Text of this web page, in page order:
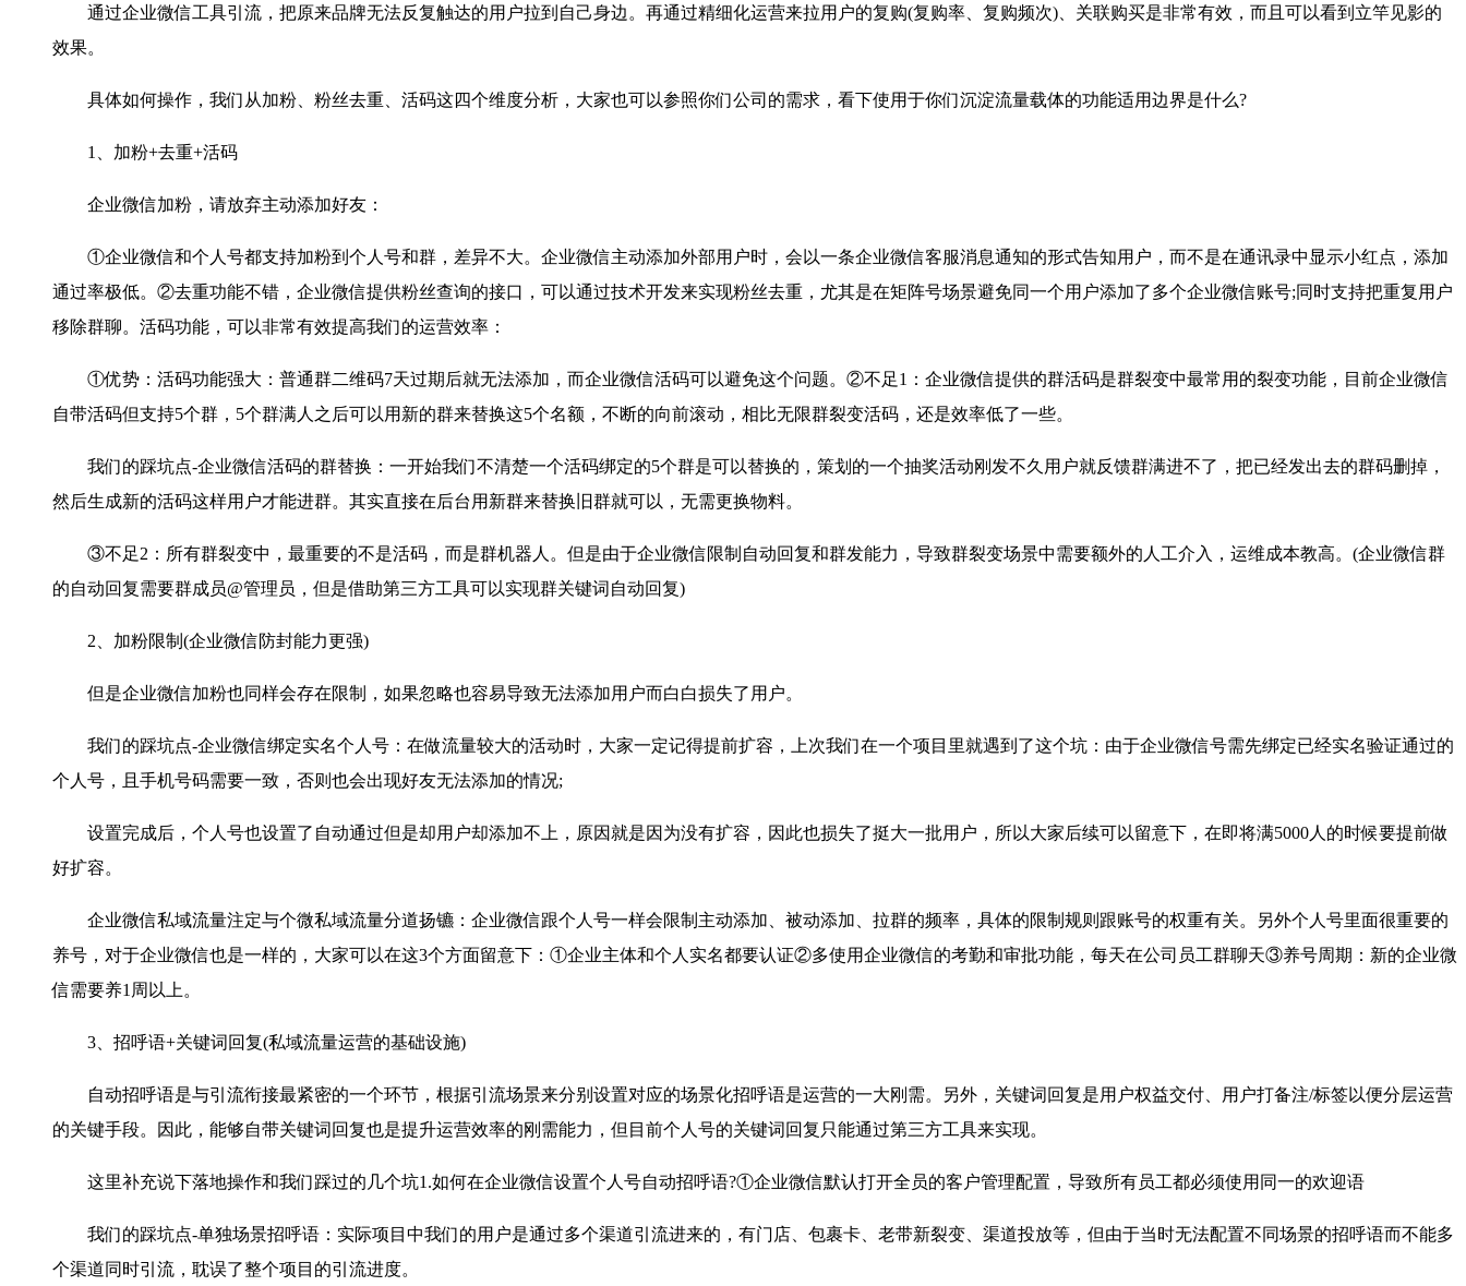
通过企业微信工具引流，把原来品牌无法反复触达的用户拉到自己身边。再通过精细化运营来拉用户的复购(复购率、复购频次)、关联购买是非常有效，而且可以看到立竿见影的
效果。
具体如何操作，我们从加粉、粉丝去重、活码这四个维度分析，大家也可以参照你们公司的需求，看下使用于你们沉淀流量载体的功能适用边界是什么?
1、加粉+去重+活码
企业微信加粉，请放弃主动添加好友：
①企业微信和个人号都支持加粉到个人号和群，差异不大。企业微信主动添加外部用户时，会以一条企业微信客服消息通知的形式告知用户，而不是在通讯录中显示小红点，添加
通过率极低。②去重功能不错，企业微信提供粉丝查询的接口，可以通过技术开发来实现粉丝去重，尤其是在矩阵号场景避免同一个用户添加了多个企业微信账号;同时支持把重复用户
移除群聊。活码功能，可以非常有效提高我们的运营效率：
①优势：活码功能强大：普通群二维码7天过期后就无法添加，而企业微信活码可以避免这个问题。②不足1：企业微信提供的群活码是群裂变中最常用的裂变功能，目前企业微信
自带活码但支持5个群，5个群满人之后可以用新的群来替换这5个名额，不断的向前滚动，相比无限群裂变活码，还是效率低了一些。
我们的踩坑点-企业微信活码的群替换：一开始我们不清楚一个活码绑定的5个群是可以替换的，策划的一个抽奖活动刚发不久用户就反馈群满进不了，把已经发出去的群码删掉，
然后生成新的活码这样用户才能进群。其实直接在后台用新群来替换旧群就可以，无需更换物料。
③不足2：所有群裂变中，最重要的不是活码，而是群机器人。但是由于企业微信限制自动回复和群发能力，导致群裂变场景中需要额外的人工介入，运维成本教高。(企业微信群
的自动回复需要群成员@管理员，但是借助第三方工具可以实现群关键词自动回复)
2、加粉限制(企业微信防封能力更强)
但是企业微信加粉也同样会存在限制，如果忽略也容易导致无法添加用户而白白损失了用户。
我们的踩坑点-企业微信绑定实名个人号：在做流量较大的活动时，大家一定记得提前扩容，上次我们在一个项目里就遇到了这个坑：由于企业微信号需先绑定已经实名验证通过的
个人号，且手机号码需要一致，否则也会出现好友无法添加的情况;
设置完成后，个人号也设置了自动通过但是却用户却添加不上，原因就是因为没有扩容，因此也损失了挺大一批用户，所以大家后续可以留意下，在即将满5000人的时候要提前做
好扩容。
企业微信私域流量注定与个微私域流量分道扬镳：企业微信跟个人号一样会限制主动添加、被动添加、拉群的频率，具体的限制规则跟账号的权重有关。另外个人号里面很重要的
养号，对于企业微信也是一样的，大家可以在这3个方面留意下：①企业主体和个人实名都要认证②多使用企业微信的考勤和审批功能，每天在公司员工群聊天③养号周期：新的企业微
信需要养1周以上。
3、招呼语+关键词回复(私域流量运营的基础设施)
自动招呼语是与引流衔接最紧密的一个环节，根据引流场景来分别设置对应的场景化招呼语是运营的一大刚需。另外，关键词回复是用户权益交付、用户打备注/标签以便分层运营
的关键手段。因此，能够自带关键词回复也是提升运营效率的刚需能力，但目前个人号的关键词回复只能通过第三方工具来实现。
这里补充说下落地操作和我们踩过的几个坑1.如何在企业微信设置个人号自动招呼语?①企业微信默认打开全员的客户管理配置，导致所有员工都必须使用同一的欢迎语
我们的踩坑点-单独场景招呼语：实际项目中我们的用户是通过多个渠道引流进来的，有门店、包裹卡、老带新裂变、渠道投放等，但由于当时无法配置不同场景的招呼语而不能多
个渠道同时引流，耽误了整个项目的引流进度。